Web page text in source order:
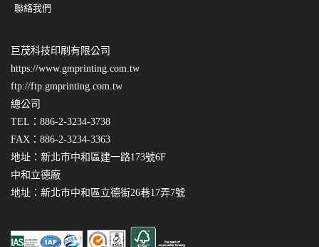
聯絡我們
巨茂科技印刷有限公司
https://www.gmprinting.com.tw
ftp://ftp.gmprinting.com.tw
總公司
TEL：886-2-3234-3738
FAX：886-2-3234-3363
地址：新北市中和區建一路173號6F
中和立德廠
地址：新北市中和區立德街26巷17弄7號